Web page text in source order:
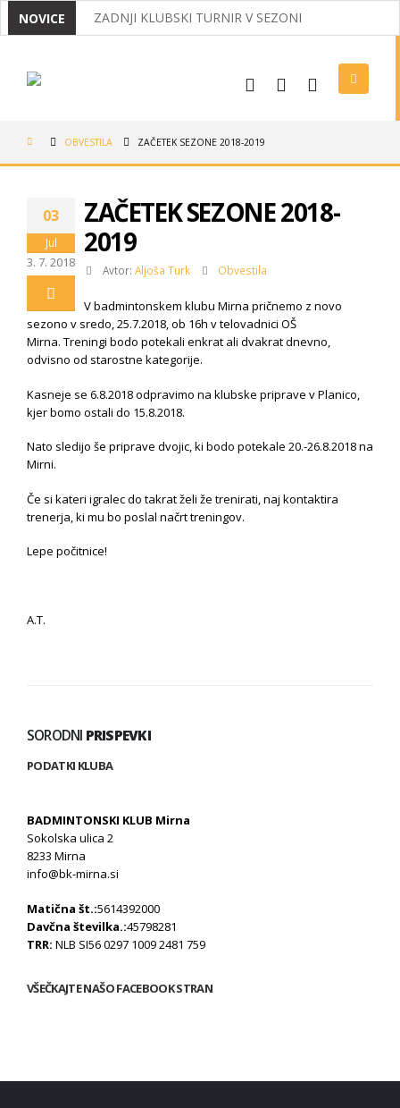
NOVICE ZADNJI KLUBSKI TURNIR V SEZONI
IZ OPATIJE Z DVEMA MEDALJAMA
VABILO NA REDNI ZBOR ČLANOV 2026
LIGAŠI V POLFINALU, NAJMLAJŠI USPEŠNI V
TRADICIONALNI KLUBSKI BOWLING
OBVESTILA ZAČETEK SEZONE 2018-2019
03
Jul
3. 7. 2018
ZAČETEK SEZONE 2018-
2019
Avtor: Aljoša Turk Obvestila
V badmintonskem klubu Mirna pričnemo z novo
sezono v sredo, 25.7.2018, ob 16h v telovadnici OŠ
Mirna. Treningi bodo potekali enkrat ali dvakrat dnevno,
odvisno od starostne kategorije.
Kasneje se 6.8.2018 odpravimo na klubske priprave v Planico,
kjer bomo ostali do 15.8.2018.
Nato sledijo še priprave dvojic, ki bodo potekale 20.-26.8.2018 na
Mirni.
Če si kateri igralec do takrat želi že trenirati, naj kontaktira
trenerja, ki mu bo poslal načrt treningov.
Lepe počitnice!
A.T.
SORODNI PRISPEVKI
PODATKI KLUBA
BADMINTONSKI KLUB Mirna
Sokolska ulica 2
8233 Mirna
info@bk-mirna.si
Matična št.:5614392000
Davčna številka.:45798281
TRR: NLB SI56 0297 1009 2481 759
VŠEČKAJTE NAŠO FACEBOOK STRAN